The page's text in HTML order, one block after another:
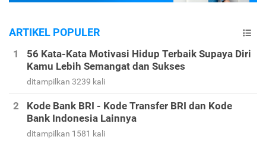
ARTIKEL POPULER
56 Kata-Kata Motivasi Hidup Terbaik Supaya Diri
Kamu Lebih Semangat dan Sukses
ditampilkan 3239 kali
Kode Bank BRI - Kode Transfer BRI dan Kode
Bank Indonesia Lainnya
ditampilkan 1581 kali